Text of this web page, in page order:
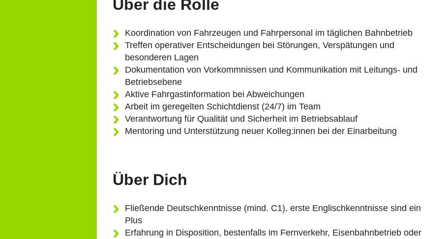
Über die Rolle
Koordination von Fahrzeugen und Fahrpersonal im täglichen Bahnbetrieb
Treffen operativer Entscheidungen bei Störungen, Verspätungen und
besonderen Lagen
Dokumentation von Vorkommnissen und Kommunikation mit Leitungs- und
Betriebsebene
Aktive Fahrgastinformation bei Abweichungen
Arbeit im geregelten Schichtdienst (24/7) im Team
Verantwortung für Qualität und Sicherheit im Betriebsablauf
Mentoring und Unterstützung neuer Kolleg:innen bei der Einarbeitung
Über Dich
Fließende Deutschkenntnisse (mind. C1), erste Englischkenntnisse sind ein
Plus
Erfahrung in Disposition, bestenfalls im Fernverkehr, Eisenbahnbetrieb oder